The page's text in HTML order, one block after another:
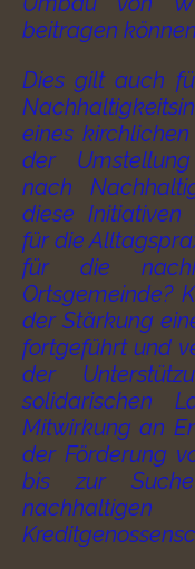
beitragen
Dies gilt auch
eines
der
nach
diese
für die
für die
Ortsgemeinde?
der Stärkung
fortgeführt und
der
solidarischen
Mitwirkung an
der Förderung
bis zur